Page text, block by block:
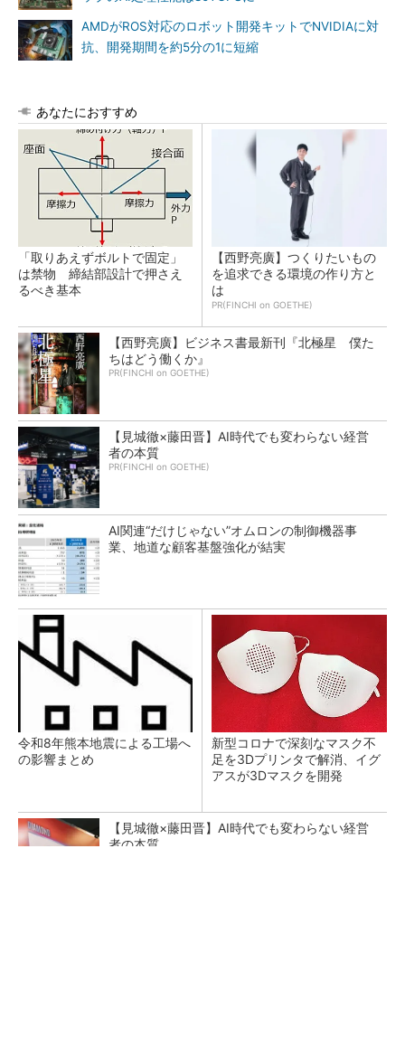
AMDがROS対応のロボット開発キットでNVIDIAに対
抗、開発期間を約5分の1に短縮
あなたにおすすめ
「取りあえずボルトで固定」
は禁物 締結部設計で押さえ
るべき基本
【西野亮廣】つくりたいもの
を追求できる環境の作り方と
は
PR(FINCHI on GOETHE)
【西野亮廣】ビジネス書最新刊『北極星 僕た
ちはどう働くか』
PR(FINCHI on GOETHE)
【見城徹×藤田晋】AI時代でも変わらない経営
者の本質
PR(FINCHI on GOETHE)
AI関連“だけじゃない”オムロンの制御機器事
業、地道な顧客基盤強化が結実
令和8年熊本地震による工場へ
の影響まとめ
新型コロナで深刻なマスク不
足を3Dプリンタで解消、イグ
アスが3Dマスクを開発
【見城徹×藤田晋】AI時代でも変わらない経営
者の本質